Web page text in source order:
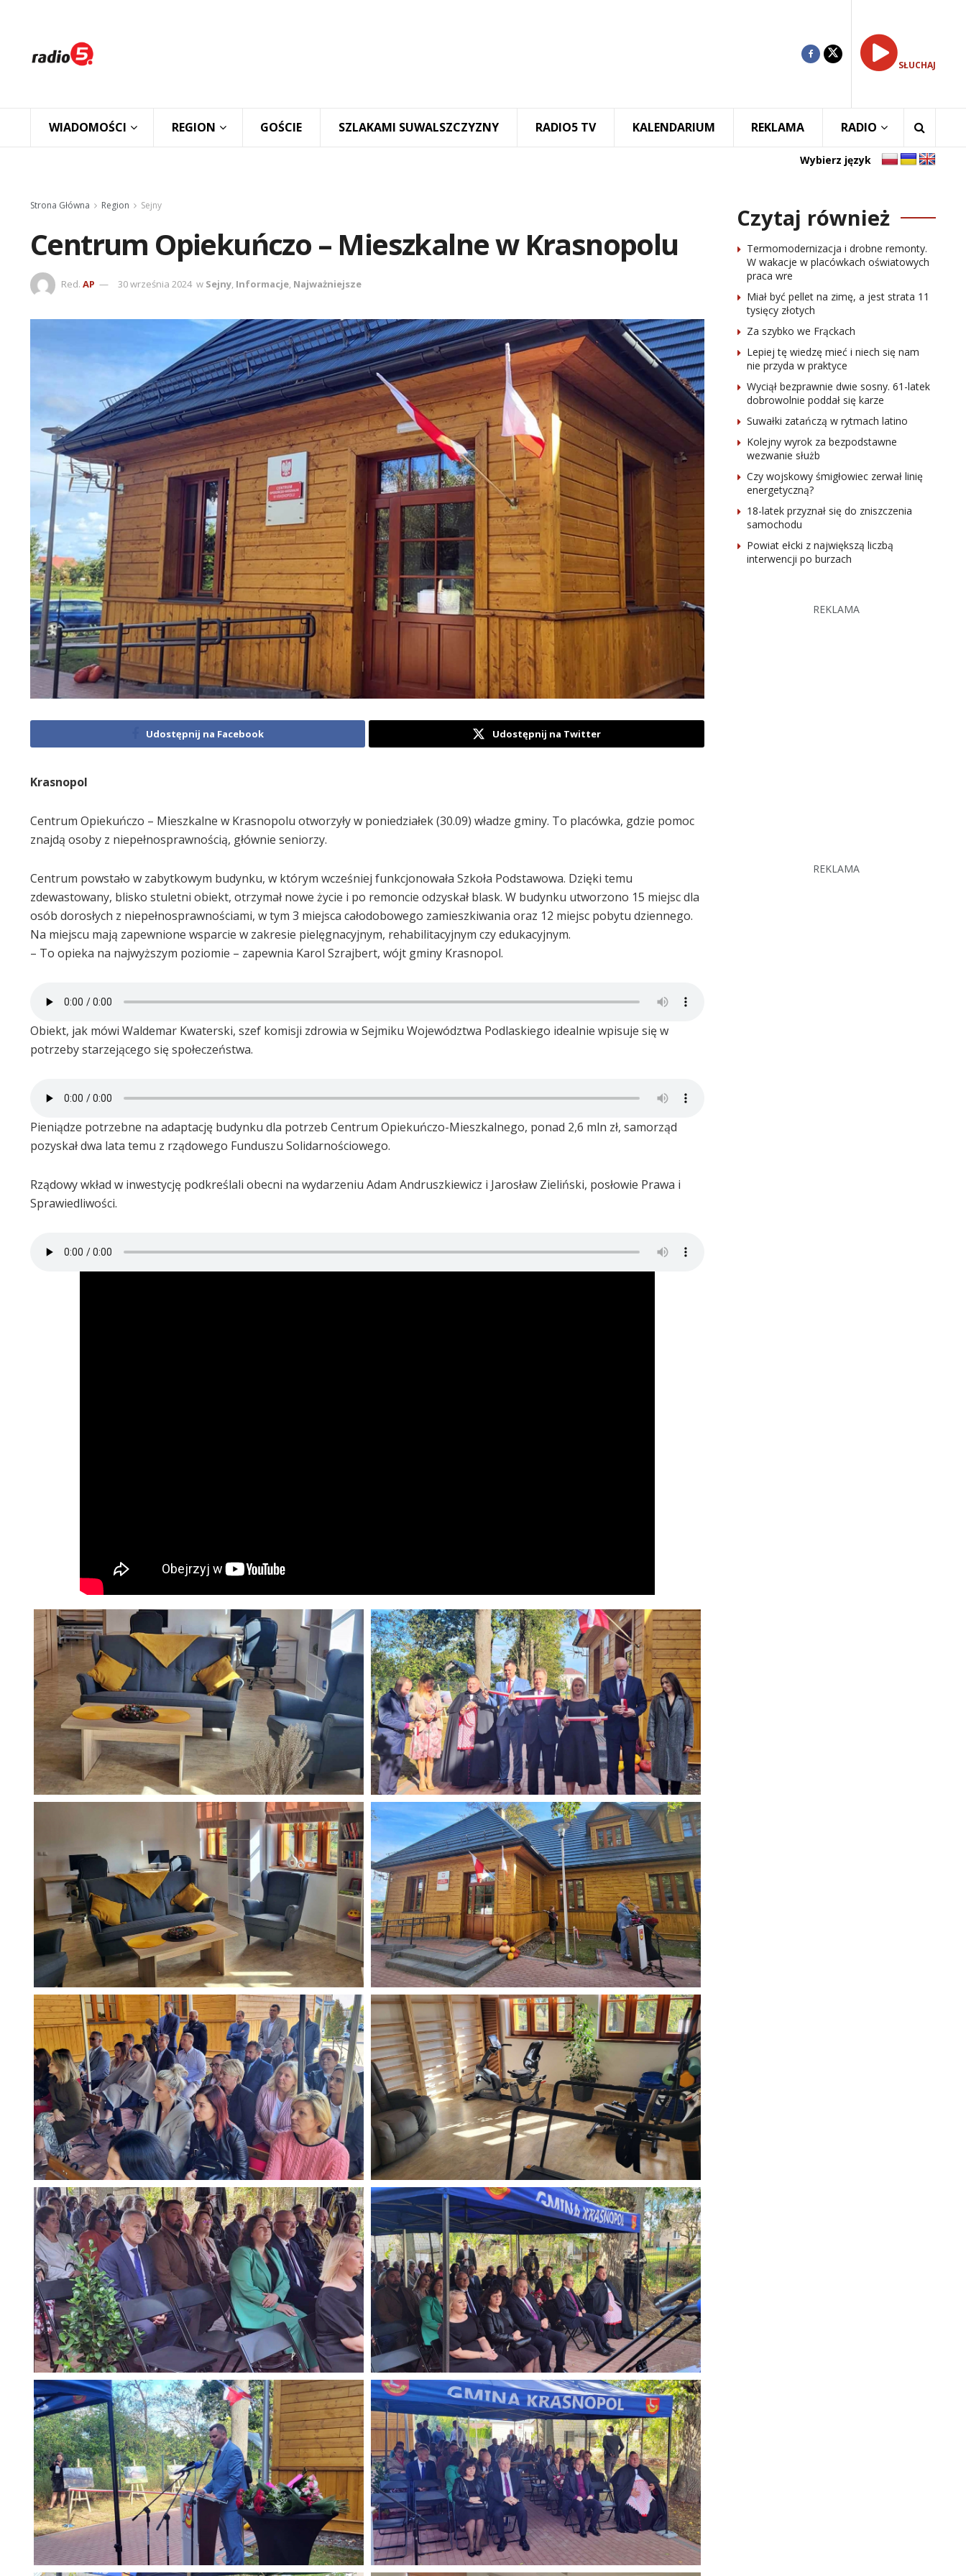
SŁUCHAJ
WIADOMOŚCI REGION GOŚCIE SZLAKAMI SUWALSZCZYZNY RADIO5 TV KALENDARIUM REKLAMA RADIO
Wybierz język
Strona Główna Region Sejny
Centrum Opiekuńczo – Mieszkalne w Krasnopolu
Red. AP 30 września 2024 w Sejny, Informacje, Najważniejsze
Udostępnij na Facebook Udostępnij na Twitter
Krasnopol
Centrum Opiekuńczo – Mieszkalne w Krasnopolu otworzyły w poniedziałek (30.09) władze gminy. To placówka, gdzie pomoc
znajdą osoby z niepełnosprawnością, głównie seniorzy.
Centrum powstało w zabytkowym budynku, w którym wcześniej funkcjonowała Szkoła Podstawowa. Dzięki temu
zdewastowany, blisko stuletni obiekt, otrzymał nowe życie i po remoncie odzyskał blask. W budynku utworzono 15 miejsc dla
osób dorosłych z niepełnosprawnościami, w tym 3 miejsca całodobowego zamieszkiwania oraz 12 miejsc pobytu dziennego.
Na miejscu mają zapewnione wsparcie w zakresie pielęgnacyjnym, rehabilitacyjnym czy edukacyjnym.
– To opieka na najwyższym poziomie – zapewnia Karol Szrajbert, wójt gminy Krasnopol.
Obiekt, jak mówi Waldemar Kwaterski, szef komisji zdrowia w Sejmiku Województwa Podlaskiego idealnie wpisuje się w
potrzeby starzejącego się społeczeństwa.
Pieniądze potrzebne na adaptację budynku dla potrzeb Centrum Opiekuńczo-Mieszkalnego, ponad 2,6 mln zł, samorząd
pozyskał dwa lata temu z rządowego Funduszu Solidarnościowego.
Rządowy wkład w inwestycję podkreślali obecni na wydarzeniu Adam Andruszkiewicz i Jarosław Zieliński, posłowie Prawa i
Sprawiedliwości.
Czytaj również
Termomodernizacja i drobne remonty.
W wakacje w placówkach oświatowych
praca wre
Miał być pellet na zimę, a jest strata 11
tysięcy złotych
Za szybko we Frąckach
Lepiej tę wiedzę mieć i niech się nam
nie przyda w praktyce
Wyciął bezprawnie dwie sosny. 61-latek
dobrowolnie poddał się karze
Suwałki zatańczą w rytmach latino
Kolejny wyrok za bezpodstawne
wezwanie służb
Czy wojskowy śmigłowiec zerwał linię
energetyczną?
18-latek przyznał się do zniszczenia
samochodu
Powiat ełcki z największą liczbą
interwencji po burzach
REKLAMA
REKLAMA